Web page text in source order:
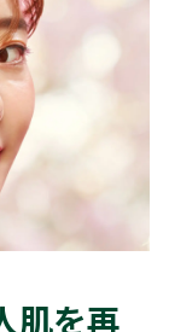
肌を再